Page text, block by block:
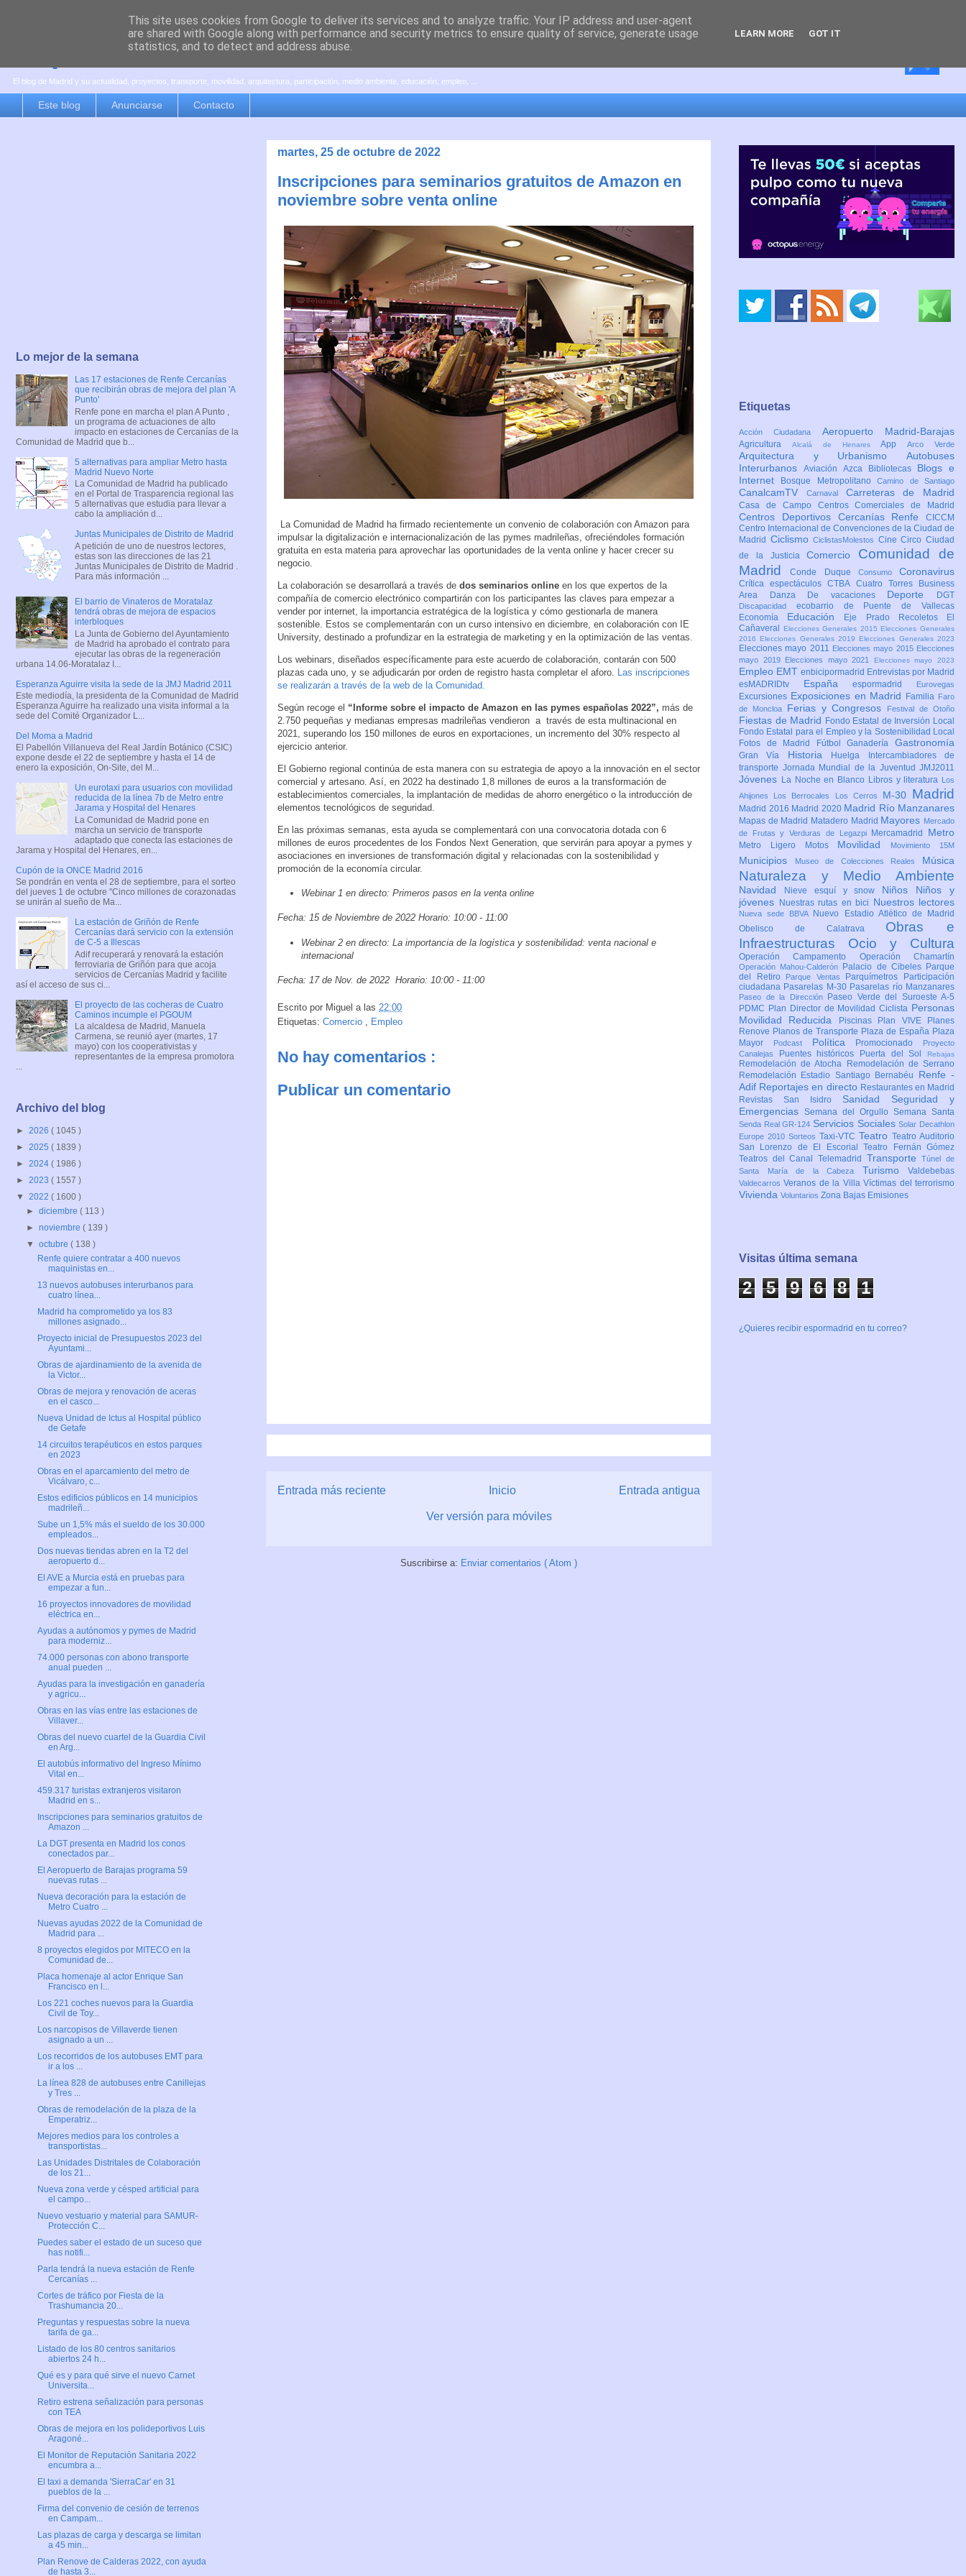
es por madrid
El blog de Madrid y su actualidad, proyectos, transporte, movilidad, arquitectura, participación, medio ambiente, educación, empleo, ...
Este blog Anunciarse Contacto
martes, 25 de octubre de 2022
Inscripciones para seminarios gratuitos de Amazon en
noviembre sobre venta online
La Comunidad de Madrid ha firmado recientemente un convenio de colaboración con Amazon para
impulsar la digitalización e internacionalización de las pymes madrileñas, ofreciéndoles formación
gratuita en esta materia para aprovechar las oportunidades de la venta online y hacer crecer su
negocio.
La colaboración se desarrollará a través de dos seminarios online en los que expertos de la
compañía de comercio electrónico compartirán con los participantes las claves para empezar a
vender por internet, la importancia estratégica de la logística y cómo gestionarla de manera
sostenible. Estos se complementarán con un curso intensivo en diciembre, en colaboración con IE
University, destinado a profundizar en la estrategia de marketing y en la optimización de las ventas.
Los webinars, diseñados específicamente para este acuerdo de colaboración, contarán con 500
plazas cada uno, y se adjudicarán por orden de registro hasta completar el aforo.
Las inscripciones
se realizarán a través de la web de la Comunidad.
Según recoge el “Informe sobre el impacto de Amazon en las pymes españolas 2022”, más de
2.750 pequeñas y medianas empresas madrileñas vendieron a través de esta multinacional en
2021, superando los 150 millones de euros en exportaciones, un incremento del 30% respecto al
ejercicio anterior.
El Gobierno regional continúa de esta manera con su estrategia de apoyo a la innovación en el sector
comercial y artesano. Así, en 2022 ha destinado 1,8 millones de euros a la transformación de
establecimientos comerciales, la implantación de medidas de ahorro energético o la introducción de
elementos tecnológicos de seguridad.
En las próximas semanas, esta ayuda se complementará con una convocatoria dotada con 6
millones de euros procedentes de los Fondos Next Generation, que servirán para apoyar a pymes y
asociaciones en inversiones de transformación digital y relacionadas con la sostenibilidad y
promoción de la economía circular.
Webinar 1 en directo: Primeros pasos en la venta online
Fecha: 15 de Noviembre de 2022 Horario: 10:00 - 11:00
Webinar 2 en directo: La importancia de la logística y sostenibilidad: venta nacional e
internacional
Fecha: 17 de Nov. de 2022 Horario: 10:00 - 11:00
Escrito por Miguel a las 22:00
Etiquetas: Comercio , Empleo
No hay comentarios :
Publicar un comentario
Entrada más reciente Entrada antigua
Inicio
Ver versión para móviles
Suscribirse a: Enviar comentarios ( Atom )
Lo mejor de la semana
Las 17 estaciones de Renfe Cercanías
que recibirán obras de mejora del plan 'A
Punto'
Renfe pone en marcha el plan A Punto ,
un programa de actuaciones de alto
impacto en estaciones de Cercanías de la
Comunidad de Madrid que b...
5 alternativas para ampliar Metro hasta
Madrid Nuevo Norte
La Comunidad de Madrid ha publicado
en el Portal de Trasparencia regional las
5 alternativas que estudia para llevar a
cabo la ampliación d...
Juntas Municipales de Distrito de Madrid
A petición de uno de nuestros lectores,
estas son las direcciones de las 21
Juntas Municipales de Distrito de Madrid .
Para más información ...
El barrio de Vinateros de Moratalaz
tendrá obras de mejora de espacios
interbloques
La Junta de Gobierno del Ayuntamiento
de Madrid ha aprobado el contrato para
ejecutar las obras de la regeneración
urbana 14.06-Moratalaz I...
Esperanza Aguirre visita la sede de la JMJ Madrid 2011
Este mediodía, la presidenta de la Comunidad de Madrid
Esperanza Aguirre ha realizado una visita informal a la
sede del Comité Organizador L...
Del Moma a Madrid
El Pabellón Villanueva del Real Jardín Botánico (CSIC)
expone desde el 22 de septiembre y hasta el 14 de
enero la exposición, On-Site, del M...
Un eurotaxi para usuarios con movilidad
reducida de la línea 7b de Metro entre
Jarama y Hospital del Henares
La Comunidad de Madrid pone en
marcha un servicio de transporte
adaptado que conecta las estaciones de
Jarama y Hospital del Henares, en...
Cupón de la ONCE Madrid 2016
Se pondrán en venta el 28 de septiembre, para el sorteo
del jueves 1 de octubre "Cinco millones de corazonadas
se unirán al sueño de Ma...
La estación de Griñón de Renfe
Cercanías dará servicio con la extensión
de C-5 a Illescas
Adif recuperará y renovará la estación
ferroviaria de Griñón para que acoja
servicios de Cercanías Madrid y facilite
así el acceso de sus ci...
El proyecto de las cocheras de Cuatro
Caminos incumple el PGOUM
La alcaldesa de Madrid, Manuela
Carmena, se reunió ayer (martes, 17
mayo) con los cooperativistas y
representantes de la empresa promotora
...
Archivo del blog
► 2026 ( 1045 )
► 2025 ( 1839 )
► 2024 ( 1986 )
► 2023 ( 1557 )
▼ 2022 ( 1600 )
►diciembre( 113 )
►noviembre( 139 )
▼octubre( 138 )
Renfe quiere contratar a 400 nuevos
maquinistas en...
13 nuevos autobuses interurbanos para
cuatro línea...
Madrid ha comprometido ya los 83
millones asignado...
Proyecto inicial de Presupuestos 2023 del
Ayuntami...
Obras de ajardinamiento de la avenida de
la Victor...
Obras de mejora y renovación de aceras
en el casco...
Nueva Unidad de Ictus al Hospital público
de Getafe
14 circuitos terapéuticos en estos parques
en 2023
Obras en el aparcamiento del metro de
Vicálvaro, c...
Estos edificios públicos en 14 municipios
madrileñ...
Sube un 1,5% más el sueldo de los 30.000
empleados...
Dos nuevas tiendas abren en la T2 del
aeropuerto d...
El AVE a Murcia está en pruebas para
empezar a fun...
16 proyectos innovadores de movilidad
eléctrica en...
Ayudas a autónomos y pymes de Madrid
para moderniz...
74.000 personas con abono transporte
anual pueden ...
Ayudas para la investigación en ganadería
y agricu...
Obras en las vías entre las estaciones de
Villaver...
Obras del nuevo cuartel de la Guardia Civil
en Arg...
El autobús informativo del Ingreso Mínimo
Vital en...
459.317 turistas extranjeros visitaron
Madrid en s...
Inscripciones para seminarios gratuitos de
Amazon ...
La DGT presenta en Madrid los conos
conectados par...
El Aeropuerto de Barajas programa 59
nuevas rutas ...
Nueva decoración para la estación de
Metro Cuatro ...
Nuevas ayudas 2022 de la Comunidad de
Madrid para ...
8 proyectos elegidos por MITECO en la
Comunidad de...
Placa homenaje al actor Enrique San
Francisco en l...
Los 221 coches nuevos para la Guardia
Civil de Toy...
Los narcopisos de Villaverde tienen
asignado a un ...
Los recorridos de los autobuses EMT para
ir a los ...
La línea 828 de autobuses entre Canillejas
y Tres ...
Obras de remodelación de la plaza de la
Emperatriz...
Mejores medios para los controles a
transportistas...
Las Unidades Distritales de Colaboración
de los 21...
Nueva zona verde y césped artificial para
el campo...
Nuevo vestuario y material para SAMUR-
Protección C...
Puedes saber el estado de un suceso que
has notifi...
Parla tendrá la nueva estación de Renfe
Cercanías ...
Cortes de tráfico por Fiesta de la
Trashumancia 20...
Preguntas y respuestas sobre la nueva
tarifa de ga...
Listado de los 80 centros sanitarios
abiertos 24 h...
Qué es y para qué sirve el nuevo Carnet
Universita...
Retiro estrena señalización para personas
con TEA
Obras de mejora en los polideportivos Luis
Aragoné...
El Monitor de Reputación Sanitaria 2022
encumbra a...
El taxi a demanda 'SierraCar' en 31
pueblos de la ...
Firma del convenio de cesión de terrenos
en Campam...
Las plazas de carga y descarga se limitan
a 45 min...
Plan Renove de Calderas 2022, con ayuda
de hasta 3...
Etiquetas
Acción Ciudadana Aeropuerto Madrid-Barajas
Agricultura Alcalá de HenaresAppArco Verde
Arquitectura y Urbanismo Autobuses
Interurbanos Aviación Azca Bibliotecas Blogs e
Internet
Bosque MetropolitanoCamino de Santiago
CanalcamTV Carnaval Carreteras de Madrid
Casa de Campo Centros Comerciales de Madrid
Centros Deportivos Cercanías Renfe CICCM
Centro Internacional de Convenciones de la Ciudad de
Madrid CiclismoCiclistasMolestos CineCircoCiudad
de la JusticiaComercio Comunidad de
MadridConde Duque Consumo Coronavirus
Crítica espectáculosCTBA Cuatro Torres Business
Area
Danza De vacaciones Deporte DGT
Discapacidad ecobarrio de Puente de Vallecas
Economía Educación Eje Prado Recoletos
El
Cañaveral
Elecciones Generales 2015 Elecciones Generales
2016 Elecciones Generales 2019 Elecciones Generales 2023
Elecciones mayo 2011 Elecciones mayo 2015 Elecciones
mayo 2019
Elecciones mayo 2021 Elecciones mayo 2023
Empleo EMT enbicipormadrid Entrevistas por Madrid
esMADRIDtv Españaespormadrid Eurovegas
Excursiones Exposiciones en Madrid Familia Faro
de Moncloa
Ferias y Congresos Festival de Otoño
Fiestas de Madrid Fondo Estatal de Inversión Local
Fondo Estatal para el Empleo y la Sostenibilidad Local
Fotos de Madrid
FútbolGanaderíaGastronomía
Gran Vía Historia Huelga
Intercambiadores de
transporte Jornada Mundial de la Juventud JMJ2011
Jóvenes La Noche en Blanco Libros y literatura
Los
Ahijones
Los Berrocales Los Cerros M-30 Madrid
Madrid 2016 Madrid 2020 Madrid Río Manzanares
Mapas de Madrid Matadero Madrid Mayores Mercado
de Frutas y Verduras de Legazpi
Mercamadrid Metro
Metro Ligero Motos Movilidad Movimiento 15M
Municipios Museo de Colecciones Reales Música
Naturaleza y Medio Ambiente
Navidad Nieve esquí y snow Niños Niños y
jóvenes
Nuestras rutas en bici Nuestros lectores
Nueva sede BBVA
Nuevo Estadio Atlético de Madrid
Obelisco de Calatrava Obras e
Infraestructuras Ocio y Cultura
Operación Campamento Operación Chamartín
Operación Mahou-Calderón Palacio de Cibeles Parque
del Retiro
Parque Ventas Parquímetros
Participación
ciudadana Pasarelas M-30 Pasarelas río Manzanares
Paseo de la Dirección
Paseo Verde del Suroeste A-5
PDMC Plan Director de Movilidad Ciclista Personas
Movilidad Reducida
Piscinas Plan VIVE
Planes
Renove Planos de Transporte Plaza de España Plaza
Mayor
Podcast Política Promocionado
Proyecto
Canalejas
Puentes históricos Puerta del Sol Rebajas
Remodelación de Atocha
Remodelación de Serrano
Remodelación Estadio Santiago Bernabéu Renfe -
Adif Reportajes en directo Restaurantes en Madrid
Revistas San Isidro Sanidad Seguridad y
Emergencias Semana del Orgullo Semana Santa
Senda Real GR-124 Servicios SocialesSolar Decathlon
Europe 2010 Sorteos Taxi-VTC Teatro Teatro Auditorio
San Lorenzo de El EscorialTeatro Fernán Gómez
Teatros del Canal Telemadrid TransporteTúnel de
Santa María de la Cabeza Turismo Valdebebas
ValdecarrosVeranos de la VillaVíctimas del terrorismo
Vivienda Voluntarios Zona Bajas Emisiones
Visitas última semana
2 5 9 6 8 1
¿Quieres recibir espormadrid en tu correo?
This site uses cookies from Google to deliver its services and to analyze traffic. Your IP address and user-agent
are shared with Google along with performance and security metrics to ensure quality of service, generate usage
statistics, and to detect and address abuse.
LEARN MORE GOT IT